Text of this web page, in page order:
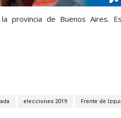
provincia de Buenos Aires.
elecciones 2019 Frente de